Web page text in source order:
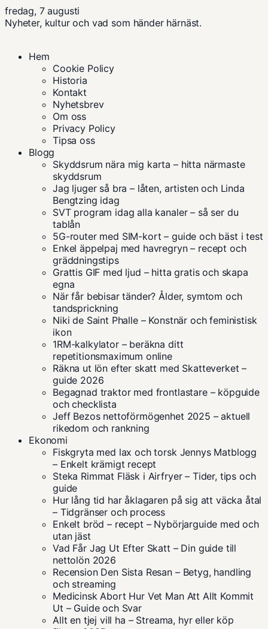
fredag, 7 augusti
Nyheter, kultur och vad som händer härnäst.
Hem
Cookie Policy
Historia
Kontakt
Nyhetsbrev
Om oss
Privacy Policy
Tipsa oss
Blogg
Skyddsrum nära mig karta – hitta närmaste
skyddsrum
Jag ljuger så bra – låten, artisten och Linda
Bengtzing idag
SVT program idag alla kanaler – så ser du
tablån
5G-router med SIM-kort – guide och bäst i test
Enkel äppelpaj med havregryn – recept och
gräddningstips
Grattis GIF med ljud – hitta gratis och skapa
egna
När får bebisar tänder? Ålder, symtom och
tandsprickning
Niki de Saint Phalle – Konstnär och feministisk
ikon
1RM-kalkylator – beräkna ditt
repetitionsmaximum online
Räkna ut lön efter skatt med Skatteverket –
guide 2026
Begagnad traktor med frontlastare – köpguide
och checklista
Jeff Bezos nettoförmögenhet 2025 – aktuell
rikedom och rankning
Ekonomi
Fiskgryta med lax och torsk Jennys Matblogg
– Enkelt krämigt recept
Steka Rimmat Fläsk i Airfryer – Tider, tips och
guide
Hur lång tid har åklagaren på sig att väcka åtal
– Tidgränser och process
Enkelt bröd – recept – Nybörjarguide med och
utan jäst
Vad Får Jag Ut Efter Skatt – Din guide till
nettolön 2026
Recension Den Sista Resan – Betyg, handling
och streaming
Medicinsk Abort Hur Vet Man Att Allt Kommit
Ut – Guide och Svar
Allt en tjej vill ha – Streama, hyr eller köp